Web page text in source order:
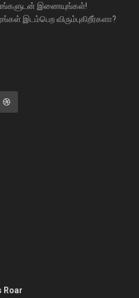
இணையுங்கள்!
இடம்பெற விரும்புகிறீர்களா?
Roar